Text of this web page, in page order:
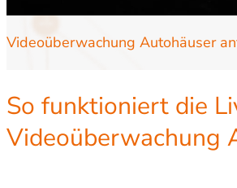
Videoüberwachung Autohäuser
So funktioniert die
Videoüberwachung